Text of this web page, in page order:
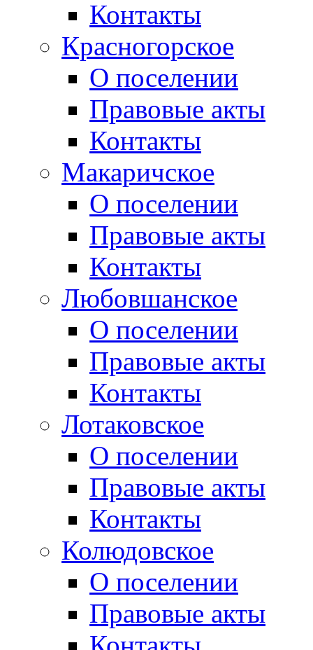
Контакты
Красногорское
О поселении
Правовые акты
Контакты
Макаричское
О поселении
Правовые акты
Контакты
Любовшанское
О поселении
Правовые акты
Контакты
Лотаковское
О поселении
Правовые акты
Контакты
Колюдовское
О поселении
Правовые акты